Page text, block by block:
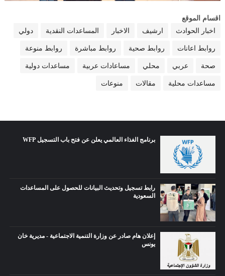
اقسام الموقع
اخبار الحوادث
ارشيف الاخبار المساعدات النقدية دولي
روابط اعانات روابط صحية روابط مباشرة روابط منوعة
صحة عربي محلي مساعادات عربية مساعدات دولية
مساعدات محلية مقالات منوعات
برنامج الغذاء العالمي يعلن عن فتح باب التسجيل WFP
رابط تسجيل وتحديث البيانات للحصول على المساعدات
السعودية
إعلان هام صادر عن وزارة التنمية الاجتماعية - مديرية خان
يونس